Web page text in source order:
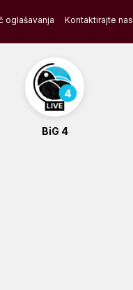
oglašavanja Kontaktirajte nas
BiG 4